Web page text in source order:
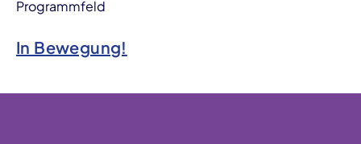
Programmfeld
In Bewegung!